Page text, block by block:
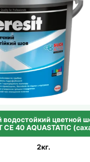
водостойкий цветной
CE 40 AQUASTATIC
2кг.